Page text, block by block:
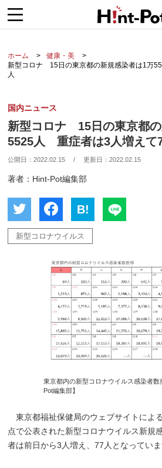
ホーム
健康・美
新型コロナ 15日の東京都の新規感染者は1万
人
国内ニュース
新型コロナ 15日の東京都
5525人 重症者は3人増えて
公開日：2022.02.15 / 更新日：2022.02.15
著者：Hint-Pot編集部
B!
新型コロナウイルス
東京都内の新型コロナウイルス感染者数
Pot編集部】
東京都福祉保健局のウェブサイトによ
点で公表された新型コロナウイルス新規
者は前日から3人増え、77人となっていま